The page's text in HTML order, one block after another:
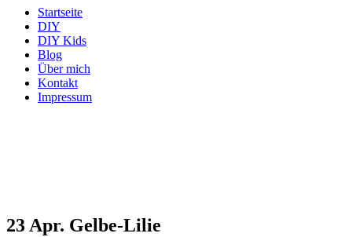
Startseite
DIY
DIY Kids
Blog
Über mich
Kontakt
Impressum
23 Apr. Gelbe-Lilie